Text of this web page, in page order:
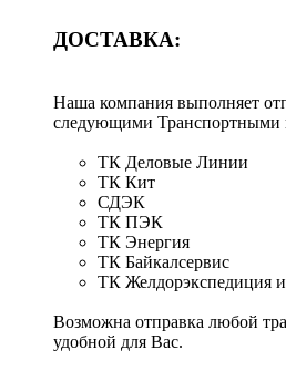
ДОСТАВКА:
Наша компания выполняет
следующими Транспортными
ТК Деловые Линии
ТК Кит
СДЭК
ТК ПЭК
ТК Энергия
ТК Байкалсервис
ТК Желдорэкспедиция
Возможна отправка любой
удобной для Вас.